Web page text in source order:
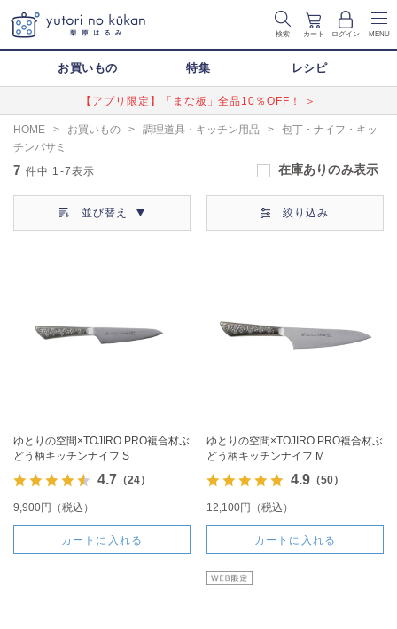
検索 カート ログイン MENU
お買いもの 特集 レシピ
【アプリ限定】「まな板」全品10％OFF！ ＞
HOME > お買いもの > 調理道具・キッチン用品 >
包丁・ナイフ・キッ
チンバサミ
7 件中 1-7表示 在庫ありのみ表示
並び替え 絞り込み
ゆとりの空間×TOJIRO PRO複合材ぶ
どう柄キッチンナイフ S
4.7 （24）
9,900円（税込）
カートに入れる
ゆとりの空間×TOJIRO PRO複合材ぶ
どう柄キッチンナイフ M
4.9（50）
12,100円（税込）
カートに入れる